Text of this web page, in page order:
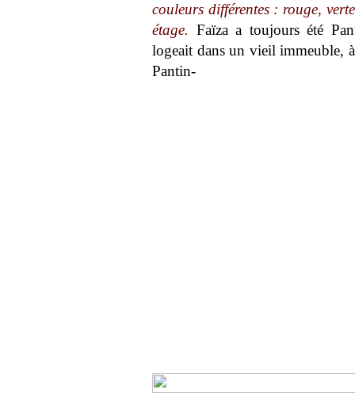
couleurs différentes : rouge,
étage. Faïza a toujours été
logeait dans un vieil immeuble,
Pantin-